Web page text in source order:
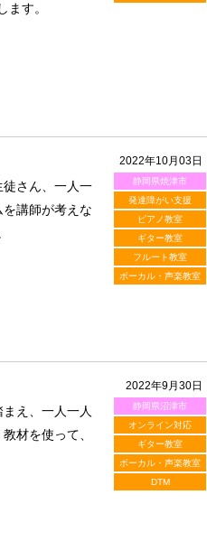
ます。
2022年10月03日
静岡県焼津市
発達障がい支援
ピアノ教室
ギター教室
フルート教室
ボーカル・声楽教室
徒さん、一人一
講師が考えな
2022年9月30日
静岡県沼津市
オンライン対応
ギター教室
ボーカル・声楽教室
DTM
え、一人一人
材を使って、